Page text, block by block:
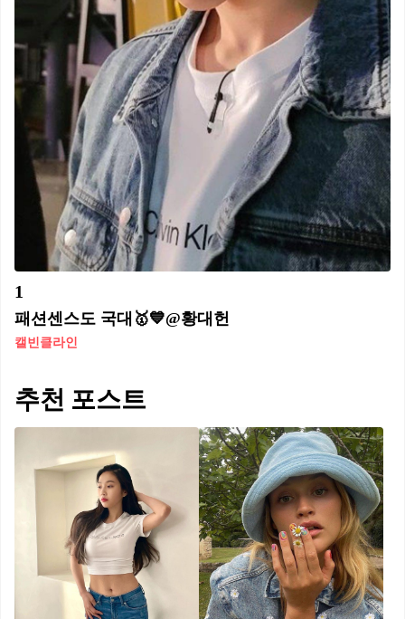
1
패션센스도 국대🥇💙@황대헌⁣
캘빈클라인
추천 포스트